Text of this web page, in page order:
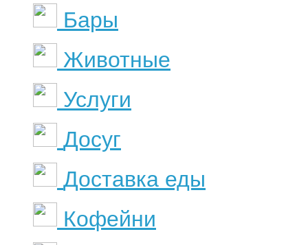
Бары
Животные
Услуги
Досуг
Доставка еды
Кофейни